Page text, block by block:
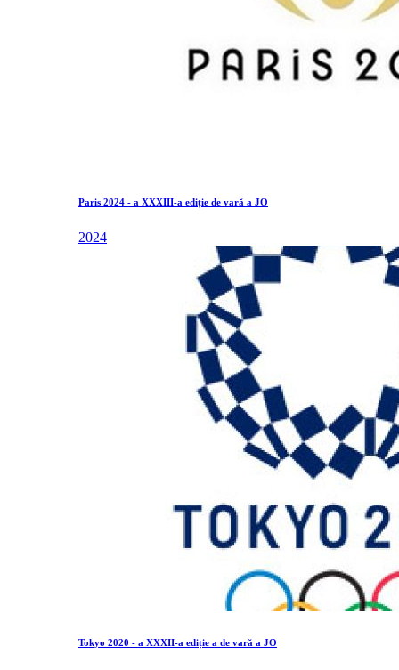
Paris 2024 - a XXXIII-a ediție de vară a JO
2024
Tokyo 2020 - a XXXII-a ediție a de vară a JO